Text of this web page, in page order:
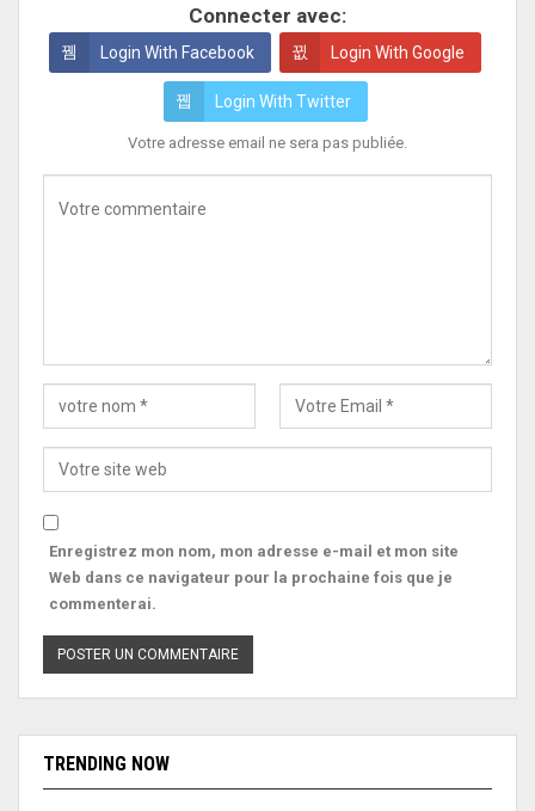
Connecter avec:
Login With Facebook Login With Google
Login With Twitter
Votre adresse email ne sera pas publiée.
Enregistrez mon nom, mon adresse e-mail et mon site
Web dans ce navigateur pour la prochaine fois que je
commenterai.
TRENDING NOW